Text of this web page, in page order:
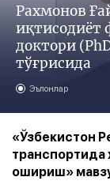
Рахмонов
иқтисодиёт
доктори
тўғрисида
Эълонлар
«Ўзбекистон
транспортида
ошириш»